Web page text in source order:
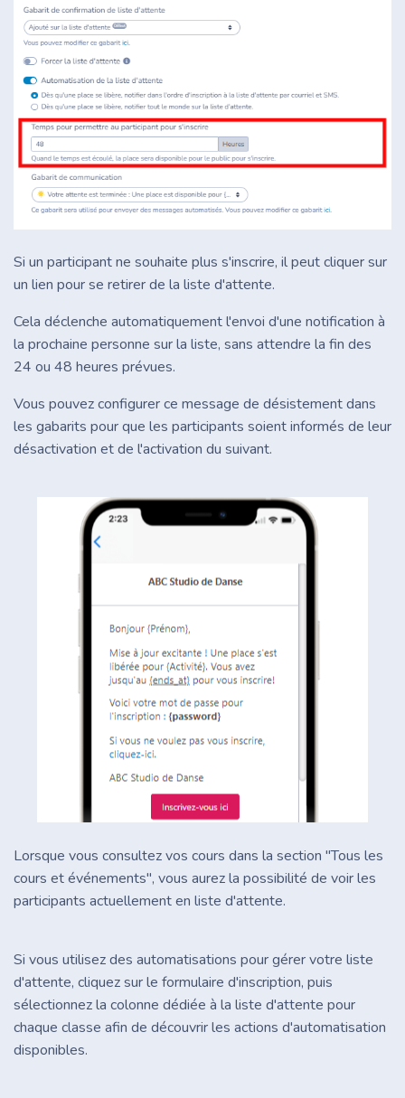
Si un participant ne souhaite plus s'inscrire, il peut cliquer sur
un lien pour se retirer de la liste d'attente.
Cela déclenche automatiquement l'envoi d'une notification à
la prochaine personne sur la liste, sans attendre la fin des
24 ou 48 heures prévues.
Vous pouvez configurer ce message de désistement dans
les gabarits pour que les participants soient informés de leur
désactivation et de l'activation du suivant.
Lorsque vous consultez vos cours dans la section ''Tous les
cours et événements'', vous aurez la possibilité de voir les
participants actuellement en liste d'attente.
Si vous utilisez des automatisations pour gérer votre liste
d'attente, cliquez sur le formulaire d'inscription, puis
sélectionnez la colonne dédiée à la liste d'attente pour
chaque classe afin de découvrir les actions d'automatisation
disponibles.